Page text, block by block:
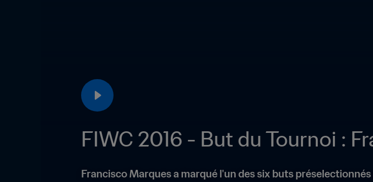
FIWC 2016 - But du Tournoi :
Francisco Marques a marqué l'un des six buts